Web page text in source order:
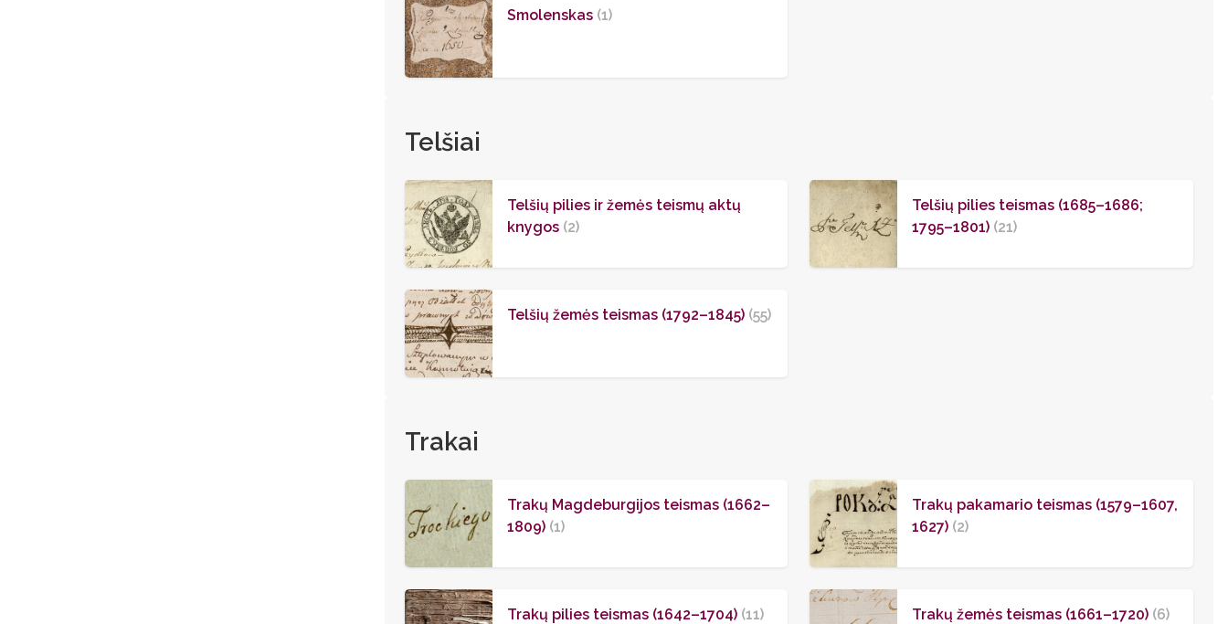
Smolenskas (1)
Telšiai
Telšių pilies ir žemės teismų aktų
knygos (2)
Telšių pilies teismas (1685–1686;
1795–1801) (21)
Telšių žemės teismas (1792–1845) (55)
Trakai
Trakų Magdeburgijos teismas (1662–
1809) (1)
Trakų pakamario teismas (1579–1607,
1627) (2)
Trakų pilies teismas (1642–1704) (11) Trakų žemės teismas (1661–1720) (6)